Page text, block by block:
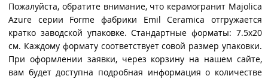
Пожалуйста, обратите внимание, что керамогранит Majolica
Azure серии Forme фабрики Emil Ceramica отгружается
кратко заводской упаковке. Стандартные форматы: 7.5x20
см. Каждому формату соответствует совой размер упаковки.
При оформлении заявки, через корзину на нашем сайте,
вам будет доступна подробная информация о количестве